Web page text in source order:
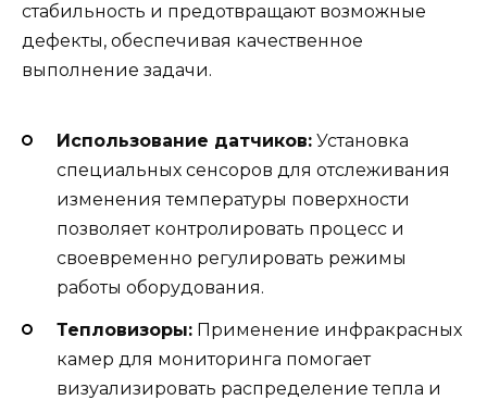
стабильность и предотвращают возможные
дефекты, обеспечивая качественное
выполнение задачи.
Использование датчиков: Установка
специальных сенсоров для отслеживания
изменения температуры поверхности
позволяет контролировать процесс и
своевременно регулировать режимы
работы оборудования.
Тепловизоры: Применение инфракрасных
камер для мониторинга помогает
визуализировать распределение тепла и